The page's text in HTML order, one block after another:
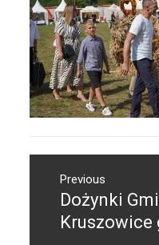
wpisuPrevious
Previous
post:
Dożynki
Kruszowice